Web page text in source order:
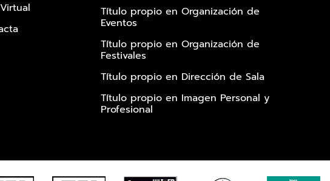
Título propio en Organización de
Eventos
Título propio en Organización de
Festivales
Título propio en Dirección de Sala
Título propio en Imagen Personal y
Profesional